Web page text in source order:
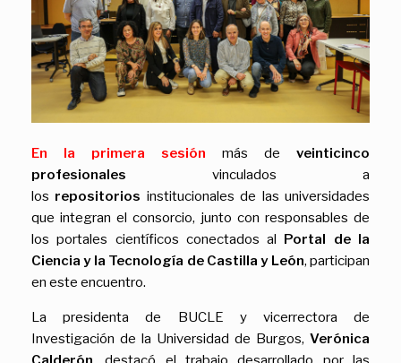
En la primera sesión más de veinticinco
profesionales vinculados a
los repositorios institucionales de las universidades
que integran el consorcio, junto con responsables de
los portales científicos conectados al Portal de la
Ciencia y la Tecnología de Castilla y León, participan
en este encuentro.
La presidenta de BUCLE y vicerrectora de
Investigación de la Universidad de Burgos, Verónica